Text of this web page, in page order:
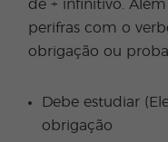
de + infinitivo.
perifras com o
obrigação ou
Debe estudiar
obrigação